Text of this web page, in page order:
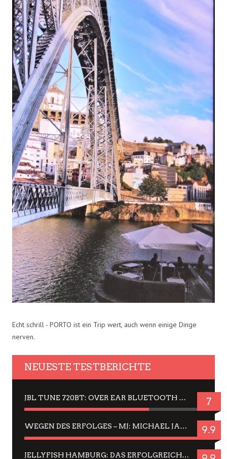
Echt schrill - PORTO ist ein Trip wert, auch wenn einige Dinge
nerven.
NEUESTE TESTBERICHTE
JBL TUNE 720BT: OVER EAR BLUETOOTH KOPFHÖRER UM DIE 50,-€ IM DAUER-TEST 7
WEGEN DES ERFOLGES – MJ: MICHAEL JACKSON MUSICAL IN EINER MATINEE SEHEN 9.9
JELLYFISH HAMBURG: DAS ERFOLGREICHE SOMMER-MENÜ 2025 IN GEFÜHLEN UND BILDERN